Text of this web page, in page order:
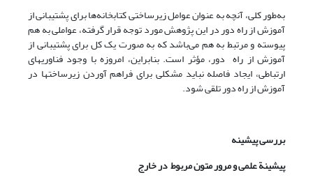
به‌طور کلی، آنچه به عنوان عوامل زیرساختی کتابخانه‌ها برای پشتیبانی از
آموزش از راه دور در این پژوهش مورد توجه قرار گرفته، عواملی به هم
پیوسته و مرتبط به هم می‌باشد که به صورت یک کل برای پشتیبانی از
آموزش از راه دور، مؤثر است. بنابراین، امروزه با وجود فناوریهای
ارتباطی، ایجاد فاصله نباید مشکلی برای فراهم آوردن زیرساختها در
آموزش از راه دور تلقی شود.
بررسی پیشینه
پیشینة علمی و مرور متون مربوط در خارج